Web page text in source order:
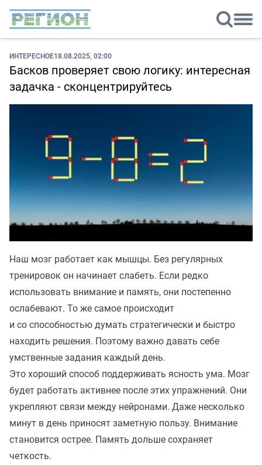
ИНТЕРЕСНОЕ18.08.2025, 02:00
Басков проверяет свою логику: интересная
задачка - сконцентрируйтесь
Наш мозг работает как мышцы. Без регулярных
тренировок он начинает слабеть. Если редко
использовать внимание и память, они постепенно
ослабевают. То же самое происходит
и со способностью думать стратегически и быстро
находить решения. Поэтому важно давать себе
умственные задания каждый день.
Это хороший способ поддерживать ясность ума. Мозг
будет работать активнее после этих упражнений. Они
укрепляют связи между нейронами. Даже несколько
минут в день приносят заметную пользу. Внимание
становится острее. Память дольше сохраняет
четкость.